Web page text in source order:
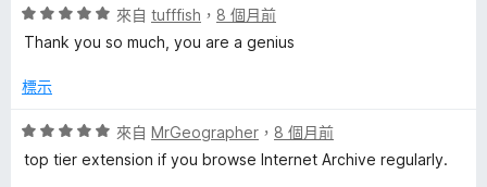
滿
分
分
評
價
分
滿
分
來自 tufffish ， 8 個月前
Thank you so much, you are a genius
標示
評
價
來自 MrGeographer ， 8 個月前
top tier extension if you browse Internet Archive regularly.